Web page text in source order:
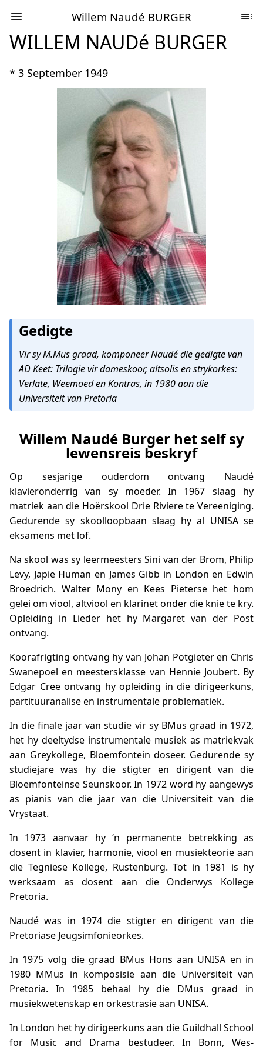
Willem Naudé BURGER
WILLEM NAUDé BURGER
* 3 September 1949
Gedigte
Vir sy M.Mus graad, komponeer Naudé die gedigte van
AD Keet: Trilogie vir dameskoor, altsolis en strykorkes:
Verlate, Weemoed en Kontras, in 1980 aan die
Universiteit van Pretoria
Willem Naudé Burger het self sy
lewensreis beskryf
Op sesjarige ouderdom ontvang Naudé
klavieronderrig van sy moeder. In 1967 slaag hy
matriek aan die Hoërskool Drie Riviere te Vereeniging.
Gedurende sy skoolloopbaan slaag hy al UNISA se
eksamens met lof.
Na skool was sy leermeesters Sini van der Brom, Philip
Levy, Japie Human en James Gibb in London en Edwin
Broedrich. Walter Mony en Kees Pieterse het hom
gelei om viool, altviool en klarinet onder die knie te kry.
Opleiding in Lieder het hy Margaret van der Post
ontvang.
Koorafrigting ontvang hy van Johan Potgieter en Chris
Swanepoel en meestersklasse van Hennie Joubert. By
Edgar Cree ontvang hy opleiding in die dirigeerkuns,
partituuranalise en instrumentale problematiek.
In die finale jaar van studie vir sy BMus graad in 1972,
het hy deeltydse instrumentale musiek as matriekvak
aan Greykollege, Bloemfontein doseer. Gedurende sy
studiejare was hy die stigter en dirigent van die
Bloemfonteinse Seunskoor. In 1972 word hy aangewys
as pianis van die jaar van die Universiteit van die
Vrystaat.
In 1973 aanvaar hy ‘n permanente betrekking as
dosent in klavier, harmonie, viool en musiekteorie aan
die Tegniese Kollege, Rustenburg. Tot in 1981 is hy
werksaam as dosent aan die Onderwys Kollege
Pretoria.
Naudé was in 1974 die stigter en dirigent van die
Pretoriase Jeugsimfonieorkes.
In 1975 volg die graad BMus Hons aan UNISA en in
1980 MMus in komposisie aan die Universiteit van
Pretoria. In 1985 behaal hy die DMus graad in
musiekwetenskap en orkestrasie aan UNISA.
In London het hy dirigeerkuns aan die Guildhall School
for Music and Drama bestudeer. In Bonn, Wes-